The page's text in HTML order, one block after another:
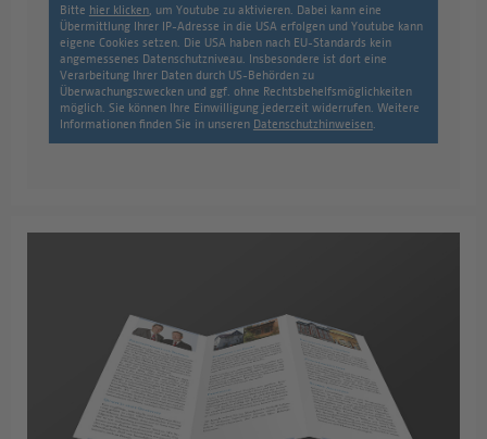
Bitte hier klicken, um Youtube zu aktivieren. Dabei kann eine
Übermittlung Ihrer IP-Adresse in die USA erfolgen und Youtube kann
eigene Cookies setzen. Die USA haben nach EU-Standards kein
angemessenes Datenschutzniveau. Insbesondere ist dort eine
Verarbeitung Ihrer Daten durch US-Behörden zu
Überwachungszwecken und ggf. ohne Rechtsbehelfsmöglichkeiten
möglich. Sie können Ihre Einwilligung jederzeit widerrufen. Weitere
Informationen finden Sie in unseren Datenschutzhinweisen.